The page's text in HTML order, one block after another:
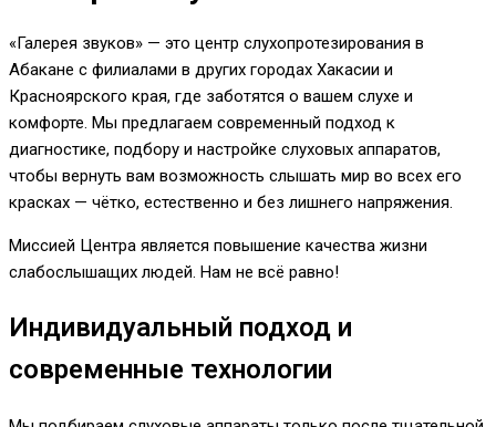
«Галерея звуков» — это центр слухопротезирования в
Абакане с филиалами в других городах Хакасии и
Красноярского края, где заботятся о вашем слухе и
комфорте. Мы предлагаем современный подход к
диагностике, подбору и настройке слуховых аппаратов,
чтобы вернуть вам возможность слышать мир во всех его
красках — чётко, естественно и без лишнего напряжения.
Миссией Центра является повышение качества жизни
слабослышащих людей. Нам не всё равно!
Индивидуальный подход и
современные технологии